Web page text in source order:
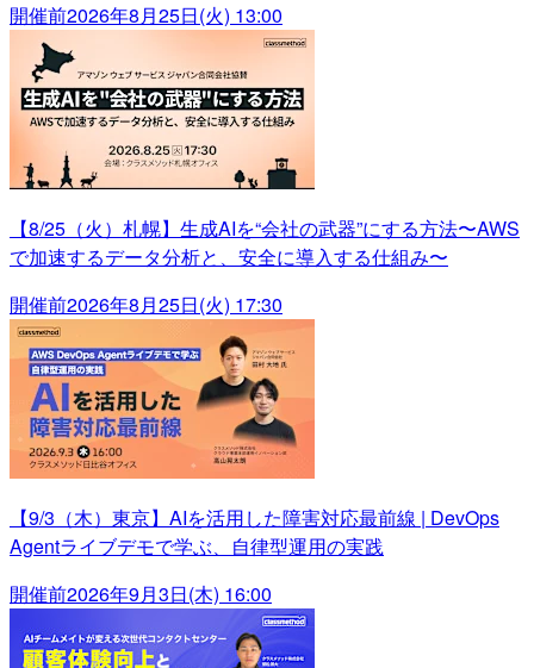
開催前2026年8月25日(火) 13:00
【8/25（火）札幌】生成AIを“会社の武器”にする方法〜AWS
で加速するデータ分析と、安全に導入する仕組み〜
開催前2026年8月25日(火) 17:30
【9/3（木）東京】AIを活用した障害対応最前線 | DevOps
Agentライブデモで学ぶ、自律型運用の実践
開催前2026年9月3日(木) 16:00